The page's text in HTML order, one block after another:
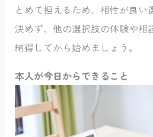
とめて担えるため、相性が良い
決めず、他の選択肢の体験や相
納得してから始めましょう。
本人が今日からできること